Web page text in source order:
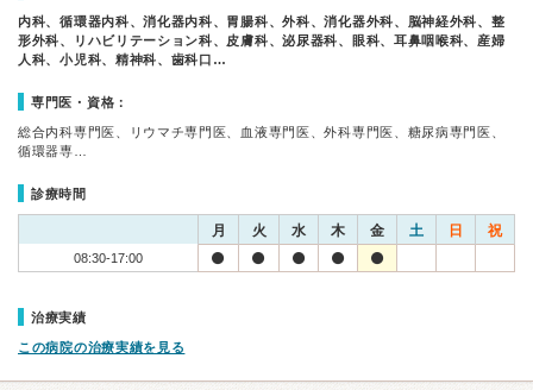
内科、循環器内科、消化器内科、胃腸科、外科、消化器外科、脳神経外科、整
形外科、リハビリテーション科、皮膚科、泌尿器科、眼科、耳鼻咽喉科、産婦
人科、小児科、精神科、歯科口…
専門医・資格：
総合内科専門医、リウマチ専門医、血液専門医、外科専門医、糖尿病専門医、
循環器専…
診療時間
月 火 水 木 金 土 日 祝
08:30-17:00
治療実績
この病院の治療実績を見る